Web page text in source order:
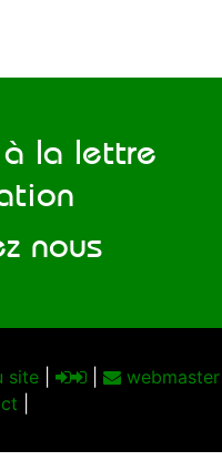
la lettre
nous
site|
webmaster